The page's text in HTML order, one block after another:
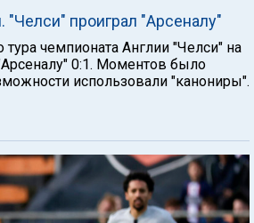
проиграл "Арсеналу"
тура чемпионата Англии "Челси" на
0:1. Моментов было
использовали "канониры".